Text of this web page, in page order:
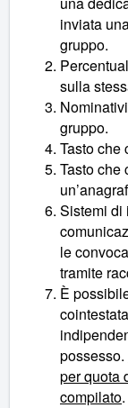
inviata
gruppo.
sulla
gruppo.
Tasto che
Tasto che
Sistemi di
le
tramite
È
possesso.
per quota
compilato.